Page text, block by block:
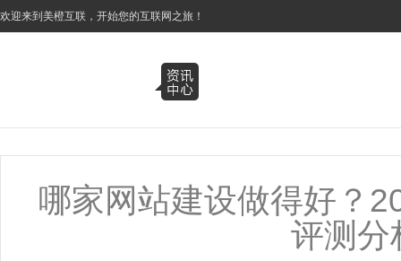
欢迎来到美橙互联，开始您的互联网之旅！
哪家网站建设做得好？
评测分